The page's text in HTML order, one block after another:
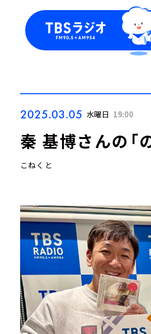
2025.03.05 水曜日 19:00
秦 基博さんの「
こねくと